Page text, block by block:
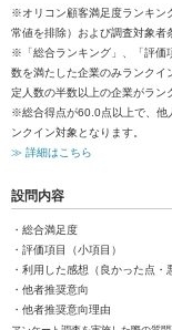
※オリコン顧客満足度ランキン
常値を排除）および調査対象者
※「総合ランキング」、「評価
数を満たした企業のみランクイ
定人数の半数以上の企業がラン
※総合得点が60.0点以上で、他
ンクイン対象となります。
≫ 詳細はこちら
設問内容
・総合満足度
・評価項目（小項目）
・利用した感想（良かった点・
・他者推奨意向
・他者推奨意向理由